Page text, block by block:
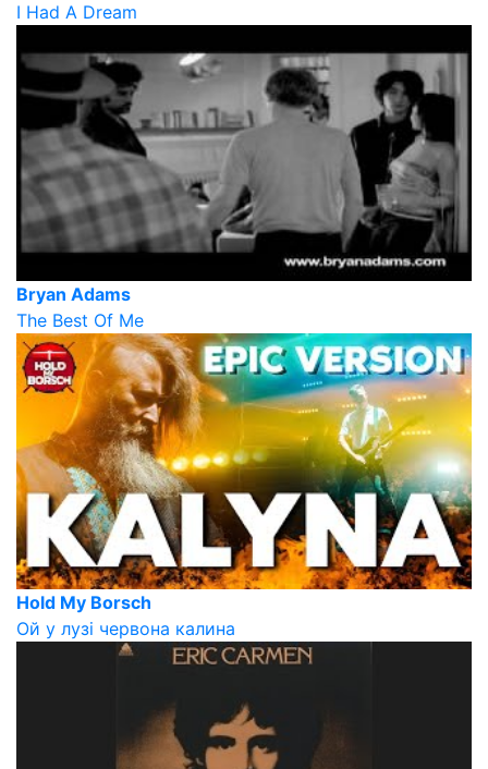
I Had A Dream
Bryan Adams
The Best Of Me
Hold My Borsch
Ой у лузі червона калина